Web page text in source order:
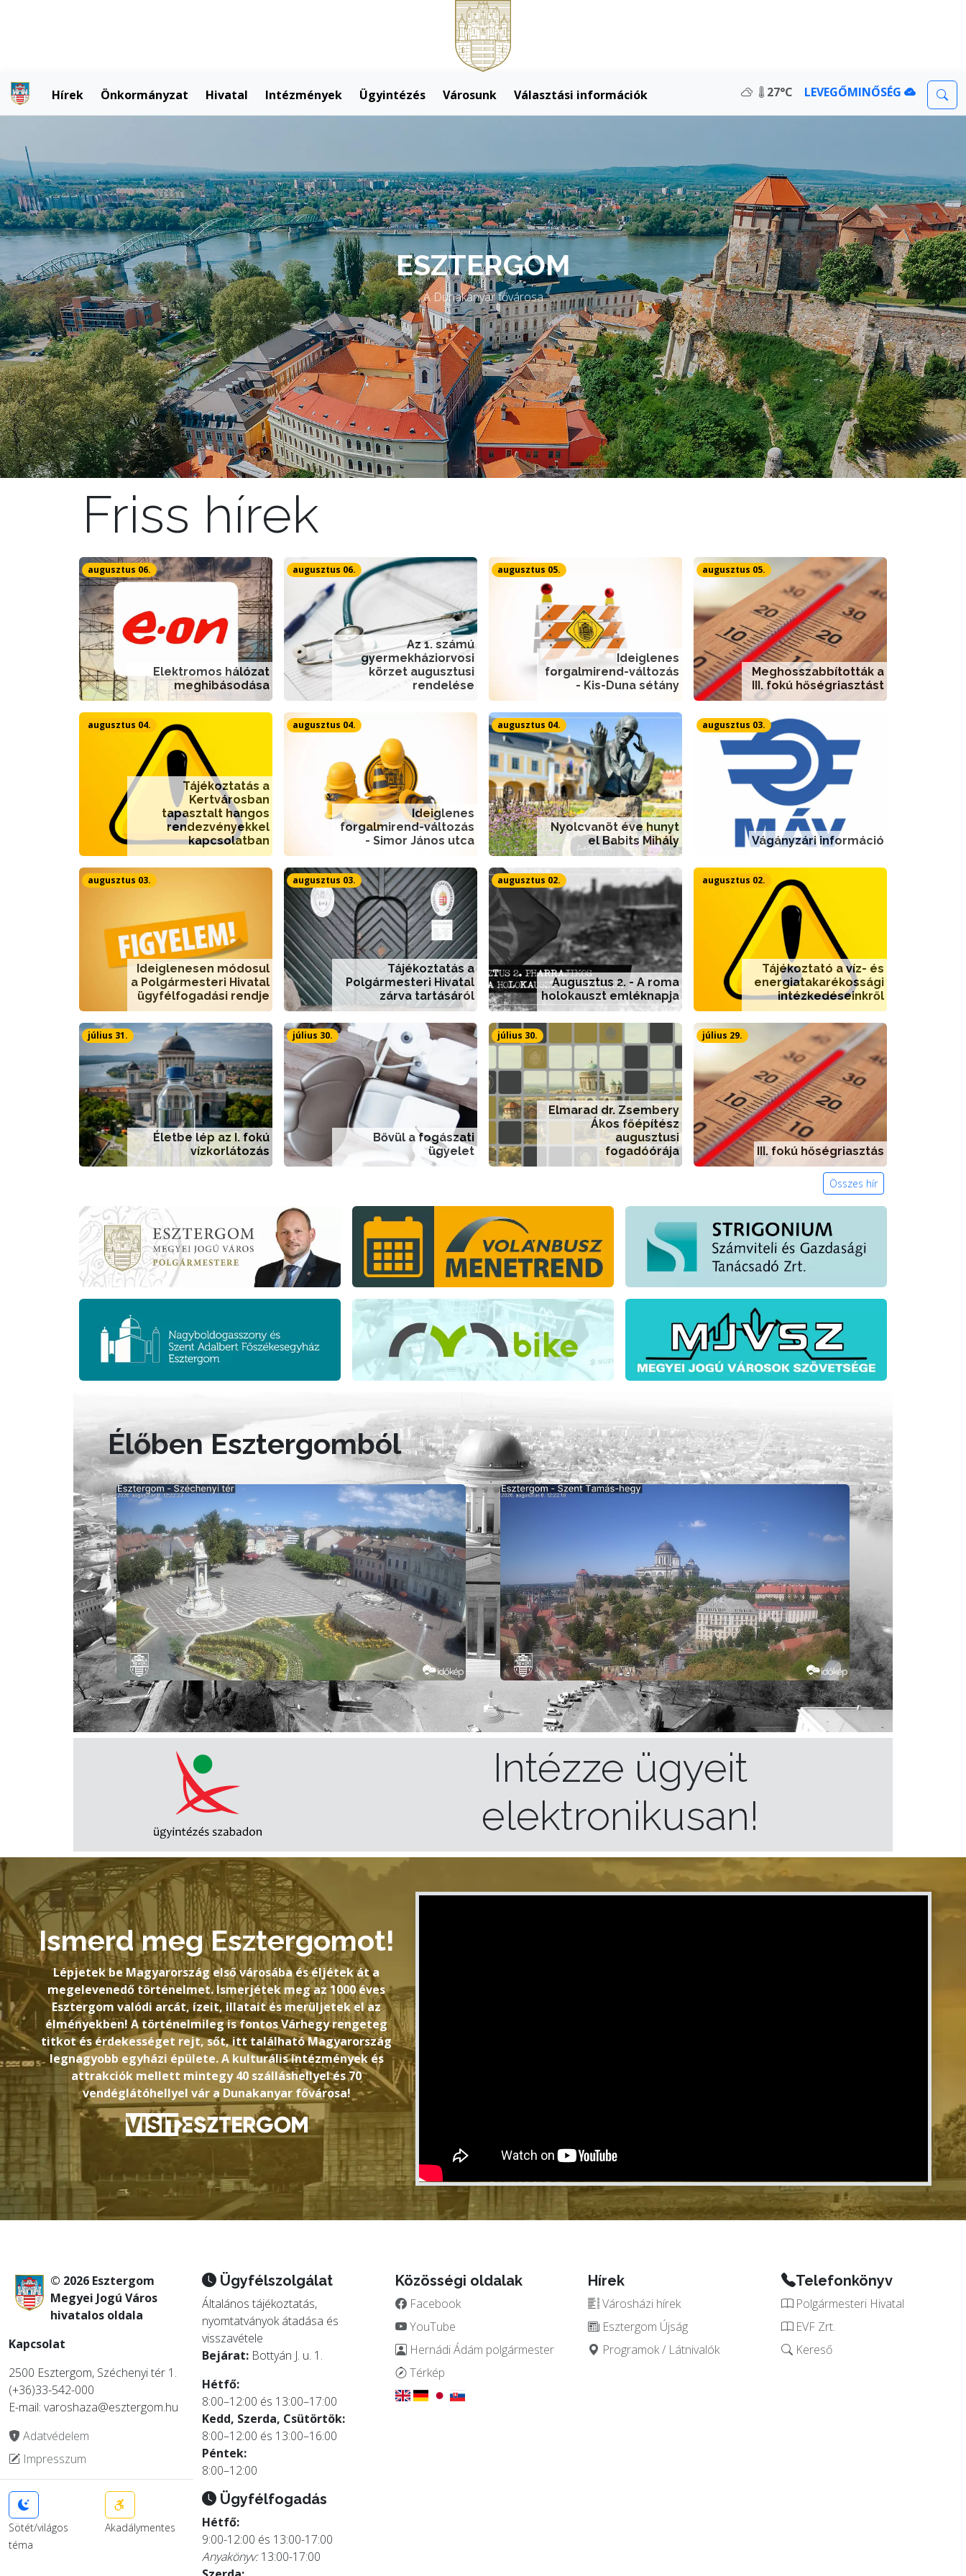
Hírek Önkormányzat Hivatal Intézmények Ügyintézés Városunk Választási információk 27°C LEVEGŐMINŐSÉG
Magyarország első városa
Friss hírek
Elektromos hálózat
meghibásodása
augusztus 06.
Az 1. számú
gyermekháziorvosi
körzet augusztusi
rendelése
augusztus 06.
Ideiglenes
forgalmirend-változás
- Kis-Duna sétány
augusztus 05.
Meghosszabbították a
III. fokú hőségriasztást
augusztus 05.
Tájékoztatás a
Kertvárosban
tapasztalt hangos
rendezvényekkel
kapcsolatban
augusztus 04.
Ideiglenes
forgalmirend-változás
- Simor János utca
augusztus 04.
Nyolcvanöt éve hunyt
el Babits Mihály
augusztus 04.
Vágányzári információ
augusztus 03.
Ideiglenesen módosul
a Polgármesteri Hivatal
ügyfélfogadási rendje
augusztus 03.
Tájékoztatás a
Polgármesteri Hivatal
zárva tartásáról
augusztus 03.
Augusztus 2. - A roma
holokauszt emléknapja
augusztus 02.
Tájékoztató a víz- és
energiatakarékossági
intézkedéseinkről
augusztus 02.
Életbe lép az I. fokú
vízkorlátozás
július 31.
Bővül a fogászati
ügyelet
július 30.
Elmarad dr. Zsembery
Ákos főépítész
augusztusi
fogadóórája
július 30.
III. fokú hőségriasztás
július 29.
Összes hír
Élőben Esztergomból
Intézze ügyeit
elektronikusan!
Ismerd meg Esztergomot!
Lépjetek be Magyarország első városába és éljétek át a
megelevenedő történelmet. Ismerjétek meg az 1000 éves
Esztergom valódi arcát, ízeit, illatait és merüljetek el az
élményekben! A történelmileg is fontos Várhegy rengeteg
titkot és érdekességet rejt, sőt, itt található Magyarország
legnagyobb egyházi épülete. A kulturális intézmények és
attrakciók mellett mintegy 40 szálláshellyel és 70
vendéglátóhellyel vár a Dunakanyar fővárosa!
© 2026 Esztergom
Megyei Jogú Város
hivatalos oldala
Kapcsolat
2500 Esztergom, Széchenyi tér 1.
(+36)33-542-000
E-mail: varoshaza@esztergom.hu
Adatvédelem
Impresszum
Sötét/világos
téma
Akadálymentes
Ügyfélszolgálat
Általános tájékoztatás,
nyomtatványok átadása és
visszavétele
Bejárat:Bottyán J. u. 1.
Hétfő:
8:00–12:00 és 13:00–17:00
Kedd, Szerda, Csütörtök:
8:00–12:00 és 13:00–16:00
Péntek:
8:00–12:00
Ügyfélfogadás
Hétfő:
9:00-12:00 és 13:00-17:00
Anyakönyv:13:00-17:00
Közösségi oldalak
Facebook
YouTube
Hernádi Ádám polgármester
Térkép
Hírek
Városházi hírek
Esztergom Újság
Programok / Látnivalók
Telefonkönyv
Polgármesteri Hivatal
EVF Zrt.
Kereső